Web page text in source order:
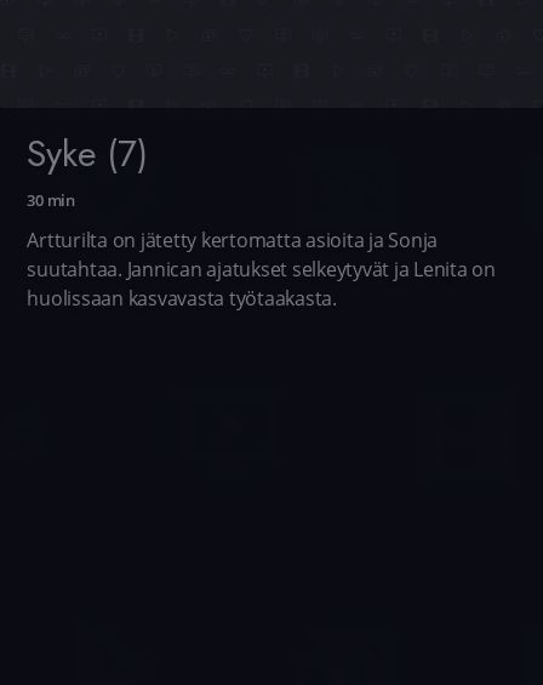
Syke (7)
30 min
Artturilta on jätetty kertomatta asioita ja Sonja
suutahtaa. Jannican ajatukset selkeytyvät ja Lenita on
huolissaan kasvavasta työtaakasta.